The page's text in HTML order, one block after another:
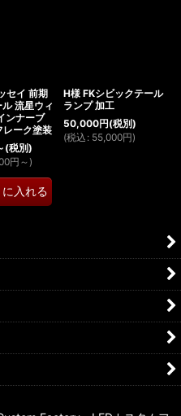
セイ 前期
流星ウィ
ンナーブ
レーク塗装
(税別)
円 ～)
入れる
H様 FKシビックテール
ランプ 加工
50,000円(税別)
(税込 : 55,000円)